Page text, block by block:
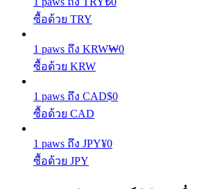
การปักหลัก
ซื้อด้วย TRY
1 paws ถึง KRW₩0
ซื้อด้วย KRW
1 paws ถึง CAD$0
ซื้อด้วย CAD
1 paws ถึง JPY¥0
ซื้อด้วย JPY